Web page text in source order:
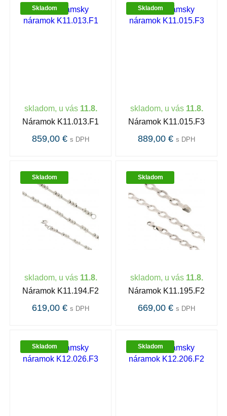
Skladom
skladom, u vás 11.8.
Náramok K11.013.F1
859,00 € s DPH
Skladom
skladom, u vás 11.8.
Náramok K11.015.F3
889,00 € s DPH
Skladom
skladom, u vás 11.8.
Náramok K11.194.F2
619,00 € s DPH
Skladom
skladom, u vás 11.8.
Náramok K11.195.F2
669,00 € s DPH
Skladom Skladom